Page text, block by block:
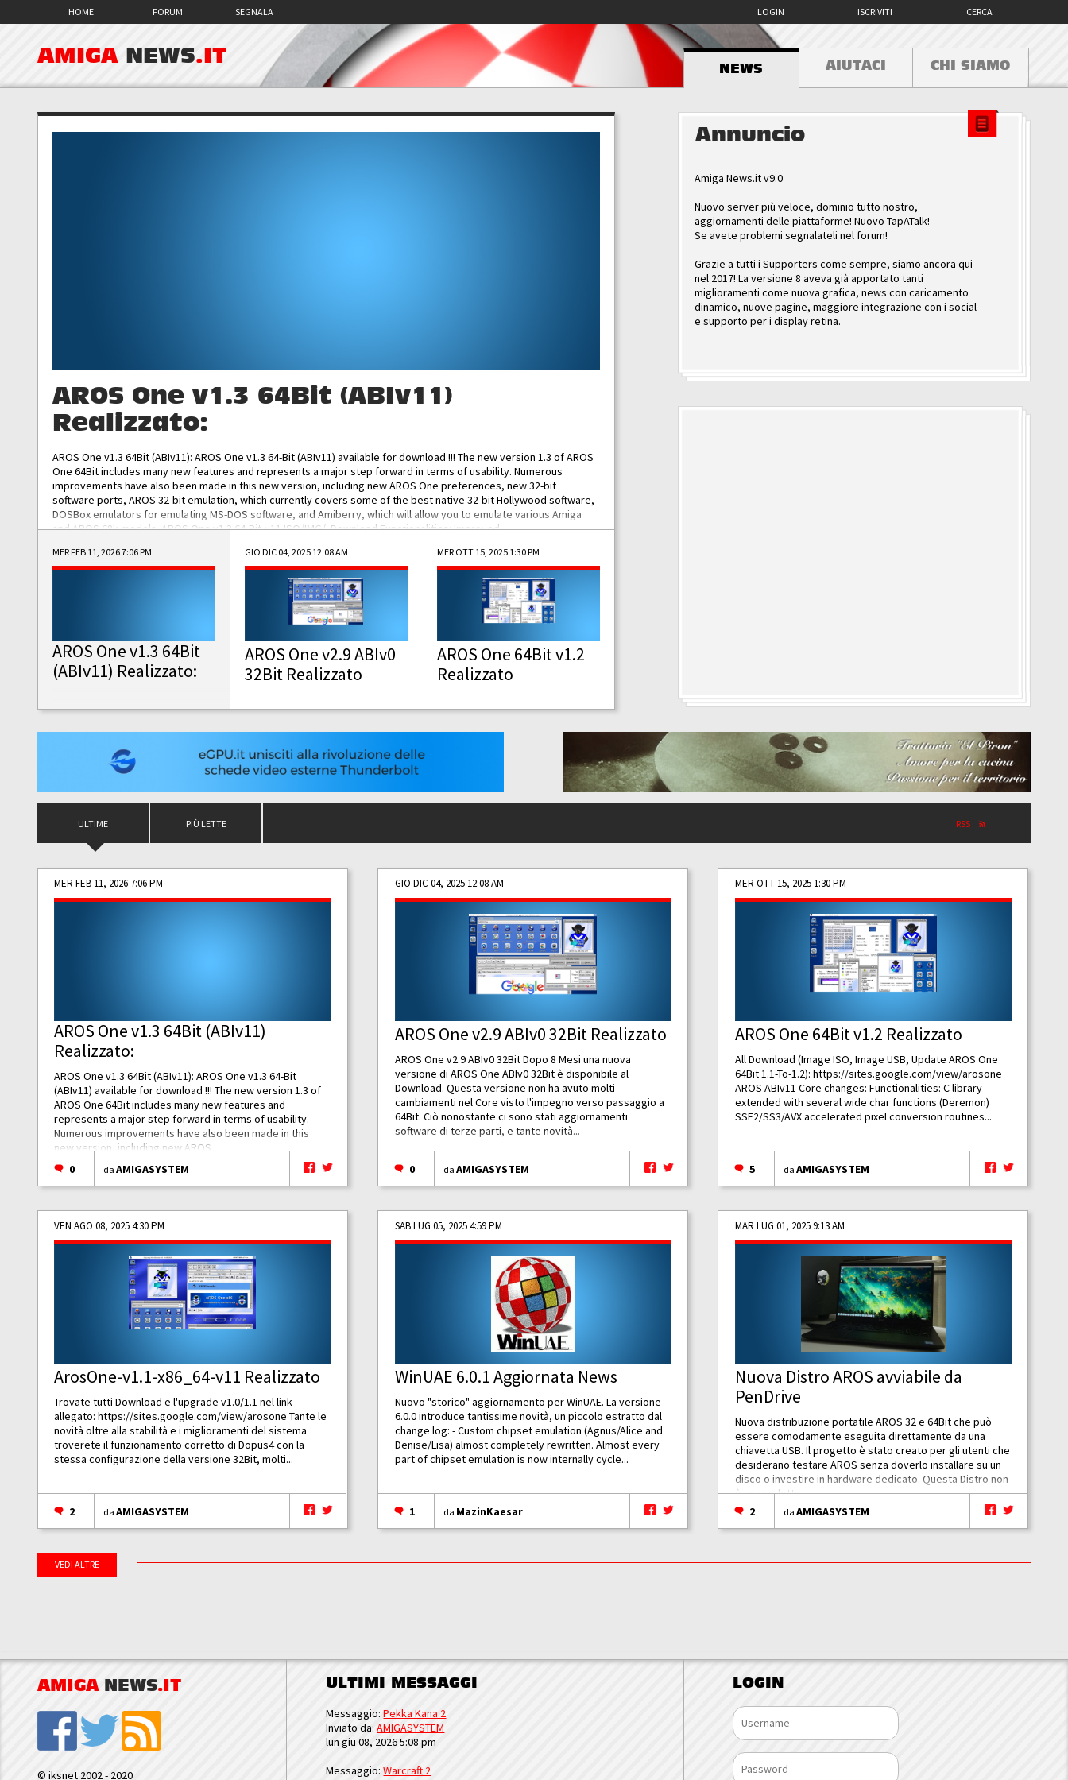
HOME FORUM SEGNALA CERCA
ISCRIVITI
LOGIN
AMIGA NEWS.IT
NEWS AIUTACI CHI SIAMO
AROS One v1.3 64Bit (ABIv11)
Realizzato:
AROS One v1.3 64Bit (ABIv11): AROS One v1.3 64-Bit (ABIv11) available for download !!! The new version 1.3 of AROS
One 64Bit includes many new features and represents a major step forward in terms of usability. Numerous
improvements have also been made in this new version, including new AROS One preferences, new 32-bit
software ports, AROS 32-bit emulation, which currently covers some of the best native 32-bit Hollywood software,
DOSBox emulators for emulating MS-DOS software, and Amiberry, which will allow you to emulate various Amiga
and AROS 68k models. AROS One v1.3 64-Bit-v11 ISO/IMG/: Download Functionalities: Improved...
MER FEB 11, 2026 7:06 PM
AROS One v1.3 64Bit
(ABIv11) Realizzato:
GIO DIC 04, 2025 12:08 AM
AROS One v2.9 ABIv0
32Bit Realizzato
MER OTT 15, 2025 1:30 PM
AROS One 64Bit v1.2
Realizzato
Annuncio
Amiga News.it v9.0
Nuovo server più veloce, dominio tutto nostro,
aggiornamenti delle piattaforme! Nuovo TapATalk!
Se avete problemi segnalateli nel forum!
Grazie a tutti i Supporters come sempre, siamo ancora qui
nel 2017! La versione 8 aveva già apportato tanti
miglioramenti come nuova grafica, news con caricamento
dinamico, nuove pagine, maggiore integrazione con i social
e supporto per i display retina.
ULTIME PIÙ LETTE RSS
MER FEB 11, 2026 7:06 PM
AROS One v1.3 64Bit (ABIv11)
Realizzato:
AROS One v1.3 64Bit (ABIv11): AROS One v1.3 64-Bit
(ABIv11) available for download !!! The new version 1.3 of
AROS One 64Bit includes many new features and
represents a major step forward in terms of usability.
Numerous improvements have also been made in this
new version, including new AROS...
0
daAMIGASYSTEM
GIO DIC 04, 2025 12:08 AM
AROS One v2.9 ABIv0 32Bit Realizzato
AROS One v2.9 ABIv0 32Bit Dopo 8 Mesi una nuova
versione di AROS One ABIv0 32Bit è disponibile al
Download. Questa versione non ha avuto molti
cambiamenti nel Core visto l'impegno verso passaggio a
64Bit. Ciò nonostante ci sono stati aggiornamenti
software di terze parti, e tante novità...
0 daAMIGASYSTEM
MER OTT 15, 2025 1:30 PM
AROS One 64Bit v1.2 Realizzato
All Download (Image ISO, Image USB, Update AROS One
64Bit 1.1-To-1.2): https://sites.google.com/view/arosone
AROS ABIv11 Core changes: Functionalities: C library
extended with several wide char functions (Deremon)
SSE2/SS3/AVX accelerated pixel conversion routines...
5 daAMIGASYSTEM
VEN AGO 08, 2025 4:30 PM
ArosOne-v1.1-x86_64-v11 Realizzato
Trovate tutti Download e l'upgrade v1.0/1.1 nel link
allegato:https://sites.google.com/view/arosone Tante le
novità oltre alla stabilità e i miglioramenti del sistema
troverete il funzionamento corretto di Dopus4 con la
stessa configurazione della versione 32Bit, molti...
2 daAMIGASYSTEM
SAB LUG 05, 2025 4:59 PM
WinUAE 6.0.1 Aggiornata News
Nuovo "storico" aggiornamento per WinUAE. La versione
6.0.0 introduce tantissime novità, un piccolo estratto dal
change log: - Custom chipset emulation (Agnus/Alice and
Denise/Lisa) almost completely rewritten. Almost every
part of chipset emulation is now internally cycle...
1 da MazinKaesar
MAR LUG 01, 2025 9:13 AM
Nuova Distro AROS avviabile da
PenDrive
Nuova distribuzione portatile AROS 32 e 64Bit che può
essere comodamente eseguita direttamente da una
chiavetta USB. Il progetto è stato creato per gli utenti che
desiderano testare AROS senza doverlo installare su un
disco o investire in hardware dedicato. Questa Distro non
è un prodotto...
2
daAMIGASYSTEM
VEDI ALTRE
AMIGA NEWS.IT
© iksnet 2002 - 2020
ULTIMI MESSAGGI
Messaggio:Pekka Kana 2
Inviato da:AMIGASYSTEM
lun giu 08, 2026 5:08 pm
Messaggio:Warcraft 2
LOGIN